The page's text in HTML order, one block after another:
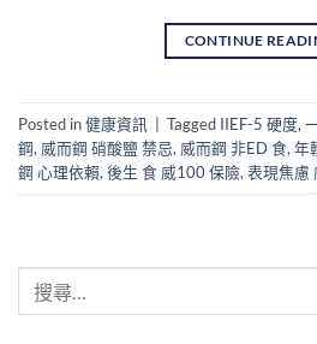
CONTINUE
Posted in健康資訊 Tagged IIEF-5 硬度,
鋼, 威而鋼 硝酸鹽 禁忌, 威而鋼 非ED 食, 年
鋼 心理依賴, 後生 食 威100 保險, 表現焦慮